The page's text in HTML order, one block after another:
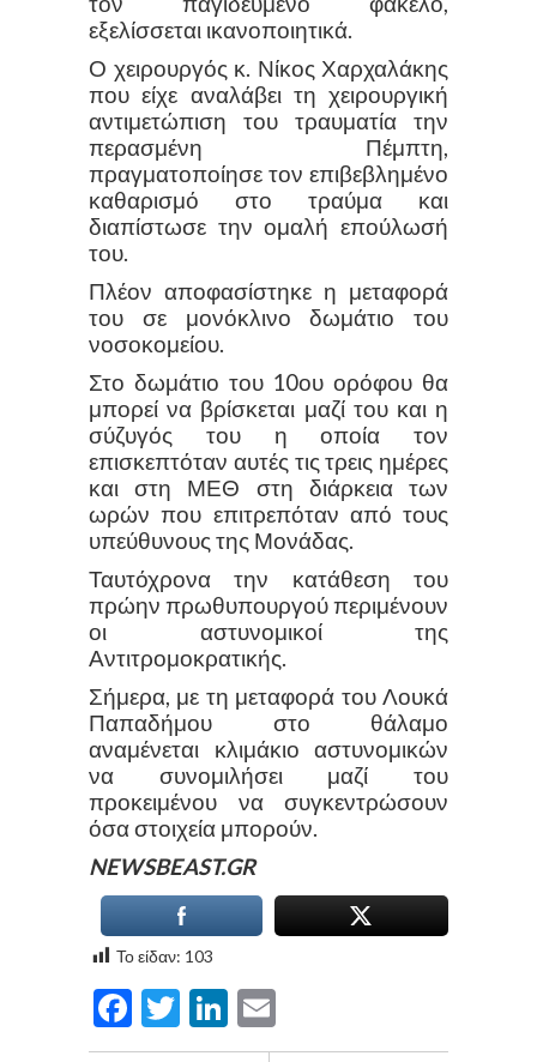
εξελίσσεται ικανοποιητικά.
Ο χειρουργός κ. Νίκος Χαρχαλάκης
που είχε αναλάβει τη χειρουργική
αντιμετώπιση του τραυματία την
περασμένη Πέμπτη,
πραγματοποίησε τον επιβεβλημένο
καθαρισμό στο τραύμα και
διαπίστωσε την ομαλή επούλωσή
του.
Πλέον αποφασίστηκε η μεταφορά
του σε μονόκλινο δωμάτιο του
νοσοκομείου.
Στο δωμάτιο του 10ου ορόφου θα
μπορεί να βρίσκεται μαζί του και η
σύζυγός του η οποία τον
επισκεπτόταν αυτές τις τρεις ημέρες
και στη ΜΕΘ στη διάρκεια των
ωρών που επιτρεπόταν από τους
υπεύθυνους της Μονάδας.
Ταυτόχρονα την κατάθεση του
πρώην πρωθυπουργού περιμένουν
οι αστυνομικοί της
Αντιτρομοκρατικής.
Σήμερα, με τη μεταφορά του Λουκά
Παπαδήμου στο θάλαμο
αναμένεται κλιμάκιο αστυνομικών
να συνομιλήσει μαζί του
προκειμένου να συγκεντρώσουν
όσα στοιχεία μπορούν.
NEWSBEAST.GR
Το είδαν: 103
Facebook
TwitterLinkedIn